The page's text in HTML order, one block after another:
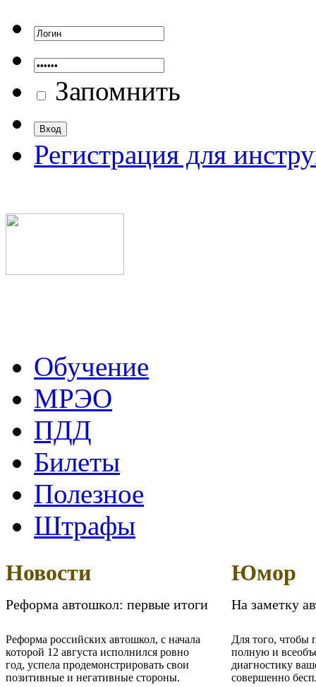
Запомнить
Регистрация для
Обучение
МРЭО
ПДД
Билеты
Полезное
Штрафы
Новости
Реформа автошкол: первые итоги
Реформа российских автошкол, с начала
которой 12 августа исполнился ровно
год, успела продемонстрировать свои
позитивные и негативные стороны.
Юмор
На заметку
Для того, чтобы
полную и
диагностику
совершенно